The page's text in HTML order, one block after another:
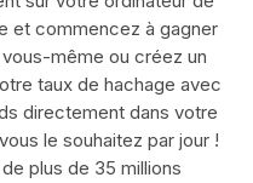
et commencez à gagner
même ou créez un
taux de hachage avec
directement dans votre
le souhaitez par jour !
plus de 35 millions